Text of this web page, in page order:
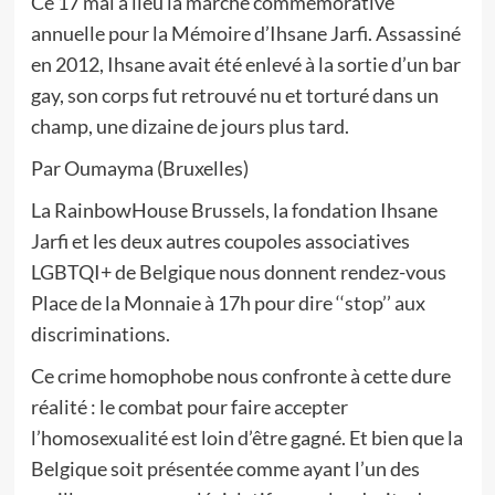
annuelle pour la Mémoire d’Ihsane Jarfi. Assassiné
en 2012, Ihsane avait été enlevé à la sortie d’un bar
gay, son corps fut retrouvé nu et torturé dans un
champ, une dizaine de jours plus tard.
Par Oumayma (Bruxelles)
La RainbowHouse Brussels, la fondation Ihsane
Jarfi et les deux autres coupoles associatives
LGBTQI+ de Belgique nous donnent rendez-vous
Place de la Monnaie à 17h pour dire ‘‘stop’’ aux
discriminations.
Ce crime homophobe nous confronte à cette dure
réalité : le combat pour faire accepter
l’homosexualité est loin d’être gagné. Et bien que la
Belgique soit présentée comme ayant l’un des